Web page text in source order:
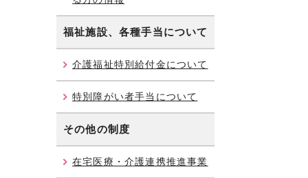
福祉施設、各種手当について
介護福祉特別給付金について
特別障がい者手当について
その他の制度
在宅医療・介護連携推進事業